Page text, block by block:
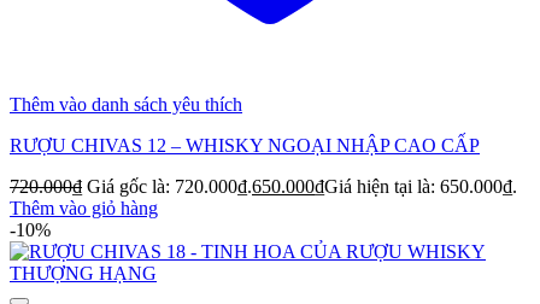
Thêm vào danh sách yêu thích
RƯỢU CHIVAS 12 – WHISKY NGOẠI NHẬP CAO CẤP
720.000₫ Giá gốc là: 720.000₫.650.000₫Giá hiện tại là: 650.000₫.
Thêm vào giỏ hàng
-10%